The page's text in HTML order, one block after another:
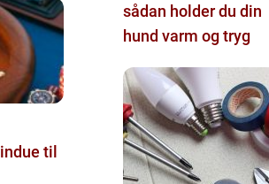
til
sådan holder du din
hund varm og tryg